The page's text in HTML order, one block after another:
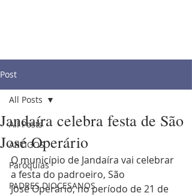
Post
All Posts
ARTIGOS
Paróquias
PADRES DIOCESANOS
All Posts
Jandaíra celebra festa de São
José Operário
O município de Jandaíra vai celebrar
a festa do padroeiro, São
José Operário, no período de 21 de